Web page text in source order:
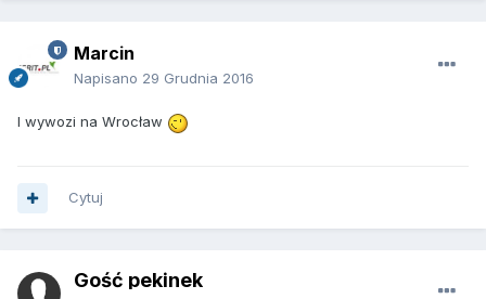
Marcin
Napisano 29 Grudnia 2016
I wywozi na Wrocław
Cytuj
Gość pekinek